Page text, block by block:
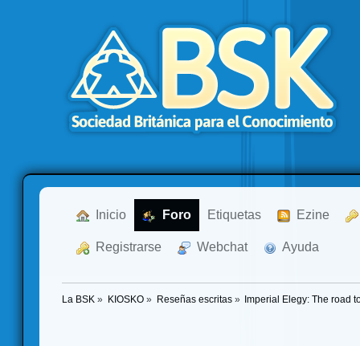
Inicio Foro Etiquetas Ezine
Registrarse Webchat Ayuda
La BSK » KIOSKO» Reseñas escritas» Imperial Elegy: The road